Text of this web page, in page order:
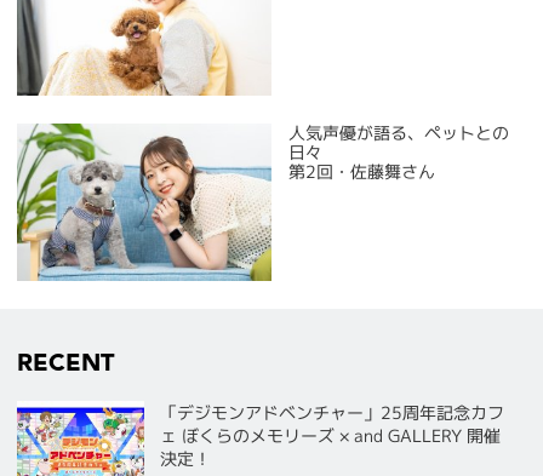
人気声優が語る、ペットとの
日々
第2回・佐藤舞さん
RECENT
「デジモンアドベンチャー」25周年記念カフ
ェ ぼくらのメモリーズ × and GALLERY 開催
決定！